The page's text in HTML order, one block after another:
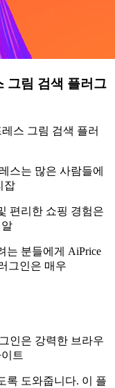
그림 검색 플러그
스 그림 검색 플러
스는 많은 사람들에
잡
편리한 쇼핑 경험은
는 분들에게 AiPrice
그인은 매우
인은 강력한 브라우
트
록 도와줍니다. 이 플